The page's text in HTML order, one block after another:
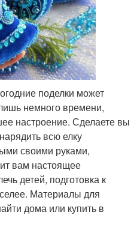
поделки может
немного времени,
настроение. Сделаете вы
всю елку
своими руками,
вам настоящее
детей, подготовка к
Материалы для
дома или купить в